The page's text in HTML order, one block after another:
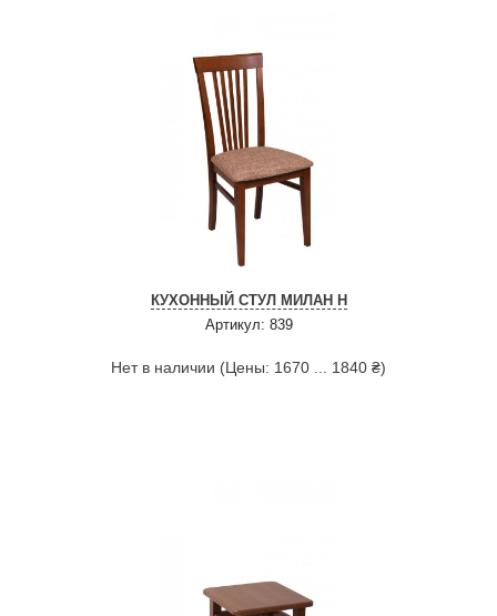
КУХОННЫЙ СТУЛ МИЛАН Н
Артикул: 839
Нет в наличии (Цены: 1670 ... 1840 ₴)